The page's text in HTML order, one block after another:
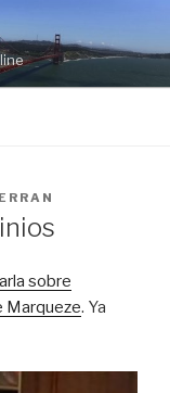
sobre
Marqueze. Ya